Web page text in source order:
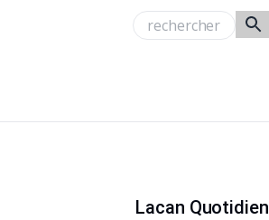
Lacan Quotidien